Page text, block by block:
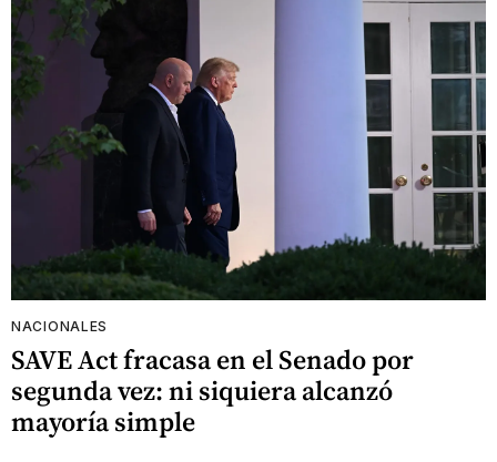
NACIONALES
SAVE Act fracasa en el Senado por
segunda vez: ni siquiera alcanzó
mayoría simple